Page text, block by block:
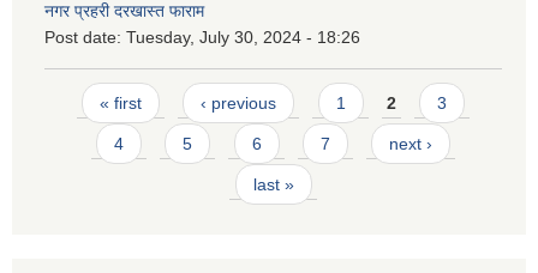
नगर प्रहरी दरखास्त फाराम
Post date: Tuesday, July 30, 2024 - 18:26
Pages
« first ‹ previous 1 2 3
4 5 6 7 next ›
last »